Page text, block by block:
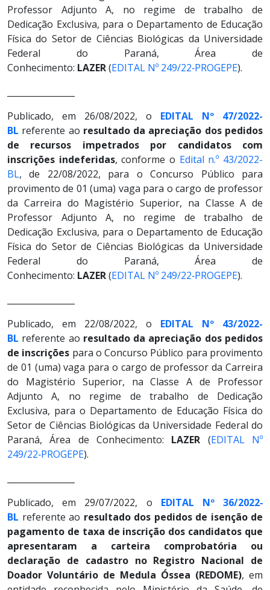
Professor Adjunto A, no regime de trabalho de
Dedicação Exclusiva, para o Departamento de Educação
Física do Setor de Ciências Biológicas da Universidade
Federal do Paraná, Área de
Conhecimento: LAZER(EDITAL Nº 249/22‐PROGEPE).
Publicado, em 26/08/2022, o EDITAL Nº 47/2022-
BL referente ao resultado da apreciação dos pedidos
de recursos impetrados por candidatos com
inscrições indeferidas, conforme o Edital n.º 43/2022-
BL, de 22/08/2022, para o Concurso Público para
provimento de 01 (uma) vaga para o cargo de professor
da Carreira do Magistério Superior, na Classe A de
Professor Adjunto A, no regime de trabalho de
Dedicação Exclusiva, para o Departamento de Educação
Física do Setor de Ciências Biológicas da Universidade
Federal do Paraná, Área de
Conhecimento: LAZER(EDITAL Nº 249/22‐PROGEPE).
Publicado, em 22/08/2022, o EDITAL Nº 43/2022-
BL referente ao resultado da apreciação dos pedidos
de inscrições para o Concurso Público para provimento
de 01 (uma) vaga para o cargo de professor da Carreira
do Magistério Superior, na Classe A de Professor
Adjunto A, no regime de trabalho de Dedicação
Exclusiva, para o Departamento de Educação Física do
Setor de Ciências Biológicas da Universidade Federal do
Paraná, Área de Conhecimento: LAZER (EDITAL Nº
249/22‐PROGEPE).
Publicado, em 29/07/2022, o EDITAL Nº 36/2022‐
BL referente ao resultado dos pedidos de isenção de
pagamento de taxa de inscrição dos candidatos que
apresentaram a carteira comprobatória ou
declaração de cadastro no Registro Nacional de
Doador Voluntário de Medula Óssea (REDOME), em